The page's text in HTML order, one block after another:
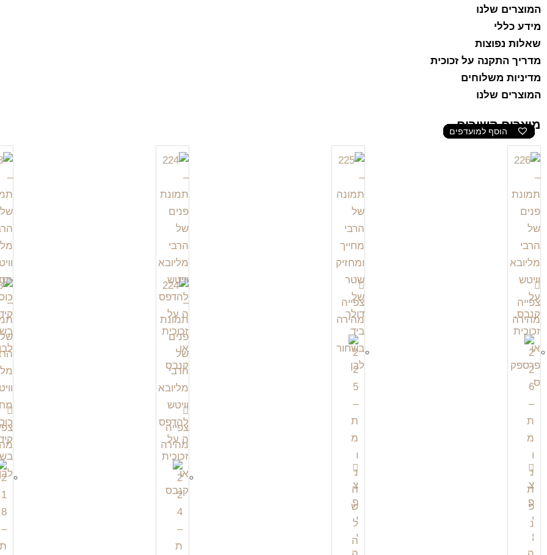
המוצרים שלנו
מידע כללי
שאלות נפוצות
מדריך התקנה על זכוכית
מדיניות משלוחים
המוצרים שלנו
מוצרים קשורים
הוסף למועדפים
צפייה
מהירה
צ
פ
י
י
הוסף למועדפים
צפייה
מהירה
צ
פ
י
י
הוסף למועדפים
צפייה
מהירה
הוסף למועדפים